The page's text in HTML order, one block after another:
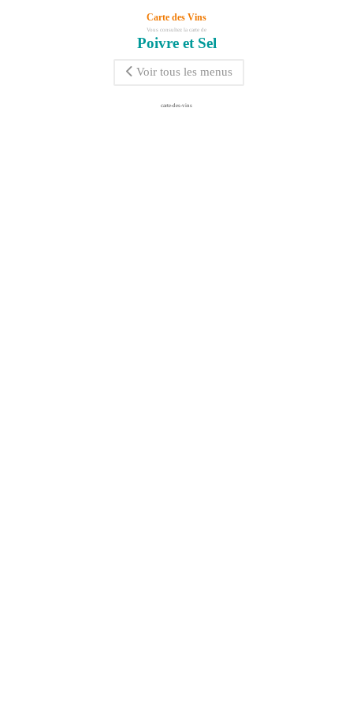
Carte des Vins
Vous consultez la carte de
Poivre et Sel
Voir tous les menus
carte-des-vins